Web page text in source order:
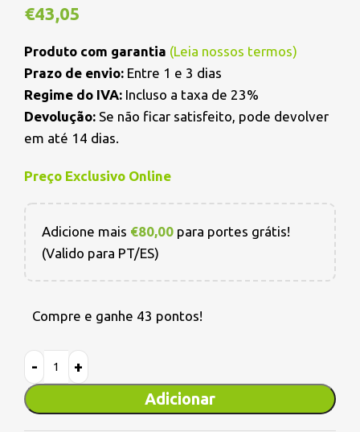
€43,05
Produto com garantia (Leia nossos termos)
Prazo de envio: Entre 1 e 3 dias
Regime do IVA: Incluso a taxa de 23%
Devolução: Se não ficar satisfeito, pode devolver
em até 14 dias.
Preço Exclusivo Online
Adicione mais €80,00 para portes grátis!
(Valido para PT/ES)
Compre e ganhe 43 pontos!
Adicionar